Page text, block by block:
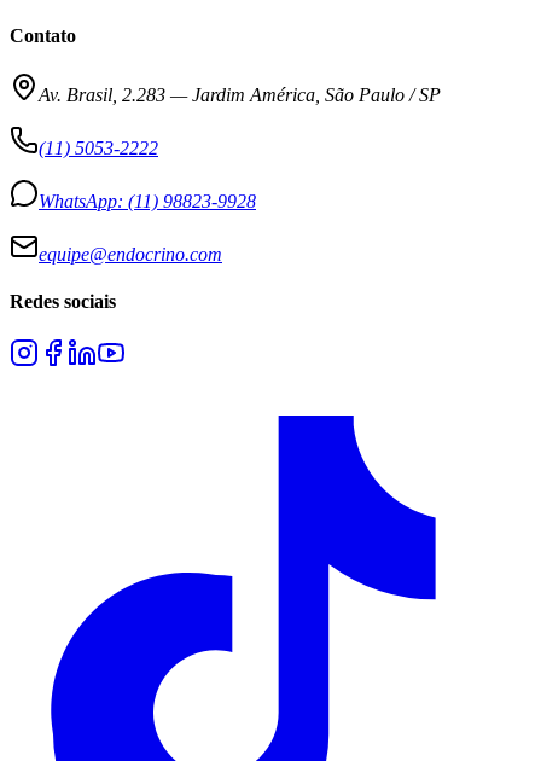
Contato
Av. Brasil, 2.283 —Jardim América, São Paulo / SP
(11) 5053-2222
WhatsApp: (11) 98823-9928
equipe@endocrino.com
Redes sociais